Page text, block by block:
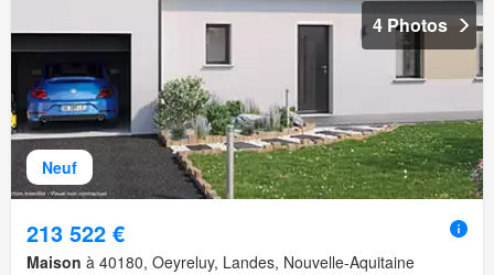
Neuf
4 Photos
213 522 €
Maison à 40180, Oeyreluy, Landes, Nouvelle-Aquitaine